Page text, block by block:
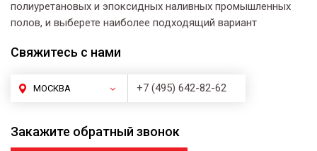
полиуретановых и эпоксидных наливных промышленных
полов, и выберете наиболее подходящий вариант
Свяжитесь с нами
МОСКВА +7 (495) 642-82-62
Закажите обратный звонок